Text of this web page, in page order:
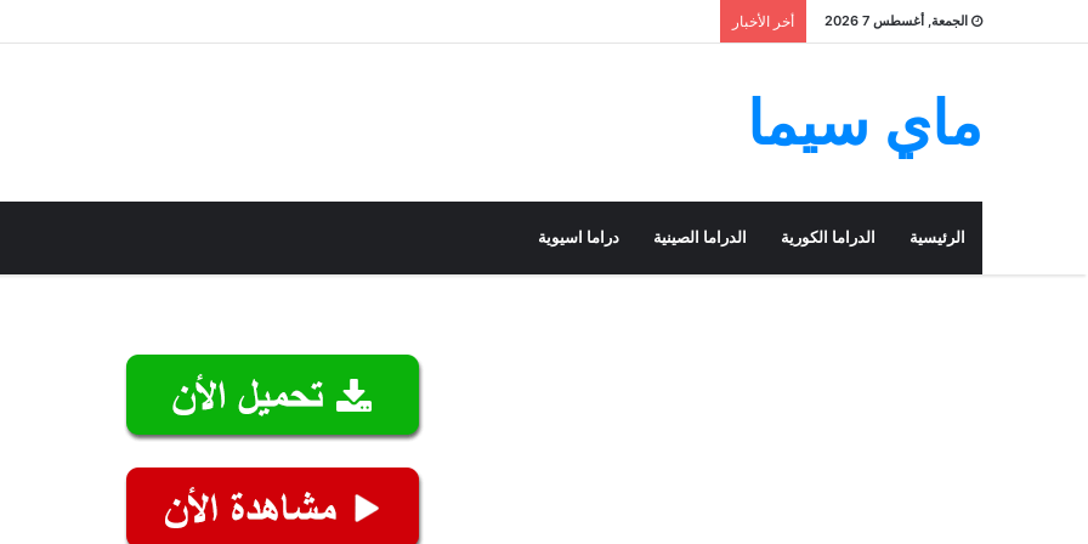
الجمعة, أغسطس 7 2026 أخر الأخبار
ماي سيما
الرئيسية الدراما الكورية الدراما الصينية دراما اسيوية